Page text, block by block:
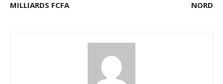
MILLIARDS FCFA
NORD